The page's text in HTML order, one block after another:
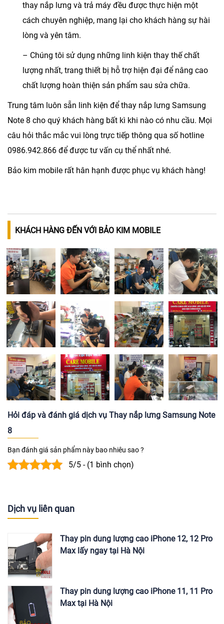
thay nắp lưng và trả máy đều được thực hiện một
cách chuyên nghiệp, mang lại cho khách hàng sự hài
lòng và yên tâm.
– Chúng tôi sử dụng những linh kiện thay thế chất
lượng nhất, trang thiết bị hỗ trợ hiện đại để nâng cao
chất lượng hoàn thiện sản phẩm sau sửa chữa.
Trung tâm luôn sẵn linh kiện để thay nắp lưng Samsung
Note 8 cho quý khách hàng bất kì khi nào có nhu cầu. Mọi
câu hỏi thắc mắc vui lòng trực tiếp thông qua số hotline
0986.942.866 để được tư vấn cụ thể nhất nhé.
Bảo kim mobile rất hân hạnh được phục vụ khách hàng!
KHÁCH HÀNG ĐẾN VỚI BẢO KIM MOBILE
Hỏi đáp và đánh giá dịch vụ Thay nắp lưng Samsung Note
8
Bạn đánh giá sản phẩm này bao nhiêu sao ?
5/5 - (1 bình chọn)
Dịch vụ liên quan
Thay pin dung lượng cao iPhone 12, 12 Pro
Max lấy ngay tại Hà Nội
Thay pin dung lượng cao iPhone 11, 11 Pro
Max tại Hà Nội